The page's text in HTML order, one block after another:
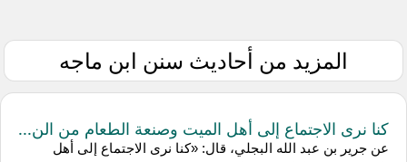
المزيد من أحاديث سنن ابن ماجه
كنا نرى الاجتماع إلى أهل الميت وصنعة الطعام من الن...
عن جرير بن عبد الله البجلي، قال: «كنا نرى الاجتماع إلى أهل